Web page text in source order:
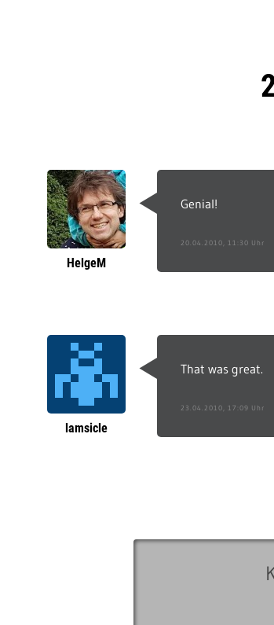
HelgeM
Genial!
20.04.2010, 11:30 Uhr
lamsicle
That was great.
23.04.2010, 17:09 Uhr